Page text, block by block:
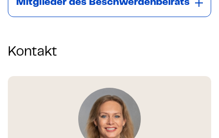
Mitglieder des Beschwerdenbeirats
Kontakt